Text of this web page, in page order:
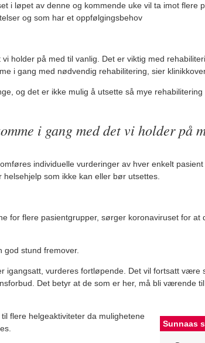
i løpet av denne og kommende uke vil ta imot flere
og som har et oppfølgingsbehov
holder på med til vanlig. Det er viktig med
i gang med nødvendig rehabilitering, sier
og det er ikke mulig å utsette så mye
i gang med det vi holder på
individuelle vurderinger av hver enkelt
som ikke kan eller bør utsettes.
for flere pasientgrupper, sørger koronaviruset for
god stund fremover.
igangsatt, vurderes fortløpende. Det vil fortsatt være
Det betyr at de som er her, må bli værende
Sunnaas
flere helgeaktiviteter da mulighetene